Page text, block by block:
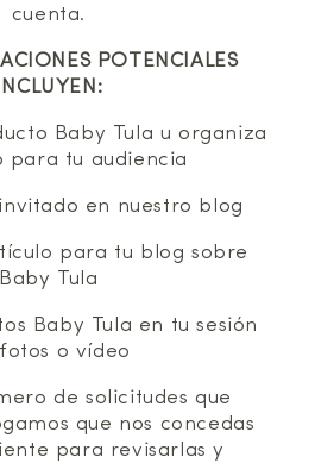
cuenta.
POTENCIALES
INCLUYEN:
Baby Tula u organiza
para tu audiencia
en nuestro blog
para tu blog sobre
Baby Tula
Baby Tula en tu sesión
o vídeo
de solicitudes que
que nos concedas
para revisarlas y